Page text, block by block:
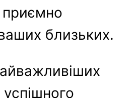
приємно
близьких.